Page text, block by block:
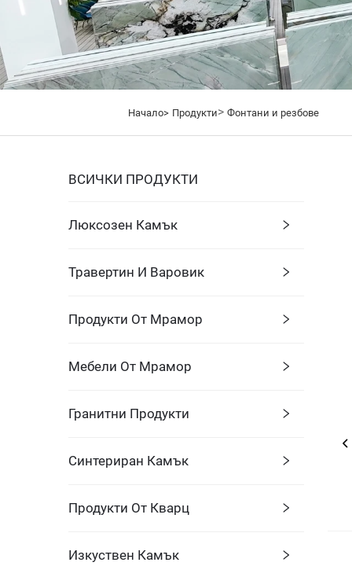
Начало> Продукти> Фонтани и резбове
ВСИЧКИ ПРОДУКТИ
Люксозен Камък
Травертин И Варовик
Продукти От Мрамор
Мебели От Мрамор
Гранитни Продукти
Синтериран Камък
Продукти От Кварц
Изкуствен Камък